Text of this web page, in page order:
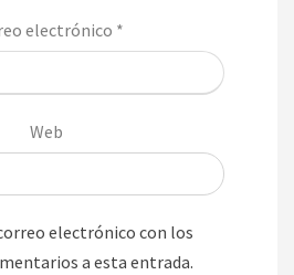
electrónico *
Web
electrónico con los
a esta entrada.